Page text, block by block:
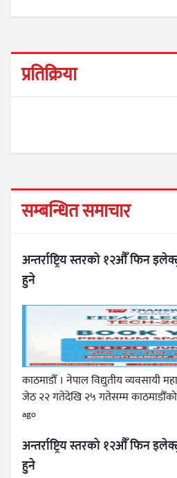
प्रतिक्रिया
सम्बन्धित समाचार
अन्तर्राष्ट्रिय स्तरको १२औँ फिन
हुने
काठमाडौँ । नेपाल विद्युतीय व्यवसायी
जेठ २२ गतेदेखि २५ गतेसम्म
ago
अन्तर्राष्ट्रिय स्तरको १२औँ फिन
हुने